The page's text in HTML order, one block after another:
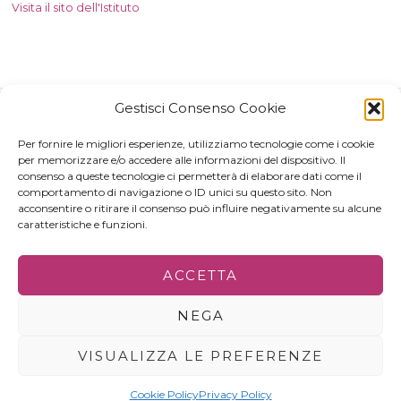
Gestisci Consenso Cookie
Per fornire le migliori esperienze, utilizziamo tecnologie come i cookie
per memorizzare e/o accedere alle informazioni del dispositivo. Il
consenso a queste tecnologie ci permetterà di elaborare dati come il
comportamento di navigazione o ID unici su questo sito. Non
acconsentire o ritirare il consenso può influire negativamente su alcune
caratteristiche e funzioni.
ACCETTA
NEGA
VISUALIZZA LE PREFERENZE
Cookie PolicyPrivacy Policy
Visita il sito dell'Istituto
PRIVACY POLICY